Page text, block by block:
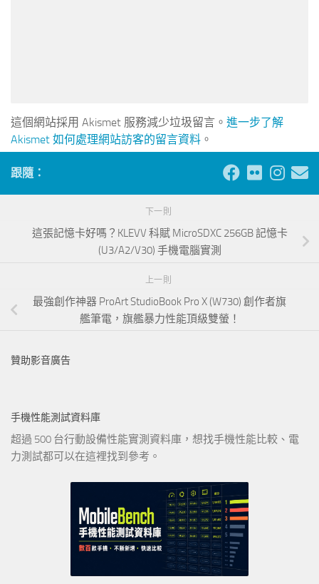
這個網站採用 Akismet 服務減少垃圾留言。 進一步了解
Akismet 如何處理網站訪客的留言資料 。
跟隨：
下一則
這張記憶卡好嗎？KLEVV 科賦 MicroSDXC 256GB 記憶卡
(U3/A2/V30) 手機電腦實測
上一則
最強創作神器 ProArt StudioBook Pro X (W730) 創作者旗
艦筆電，旗艦暴力性能頂級雙螢！
贊助影音廣告
手機性能測試資料庫
超過 500 台行動設備性能實測資料庫，想找手機性能比較、電
力測試都可以在這裡找到參考。